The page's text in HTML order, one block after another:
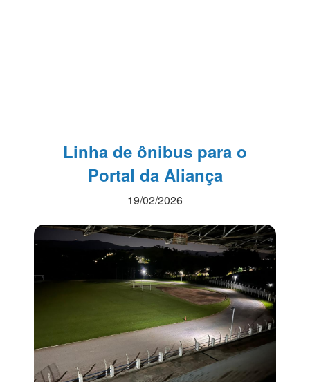
Linha de ônibus para o
Portal da Aliança
19/02/2026